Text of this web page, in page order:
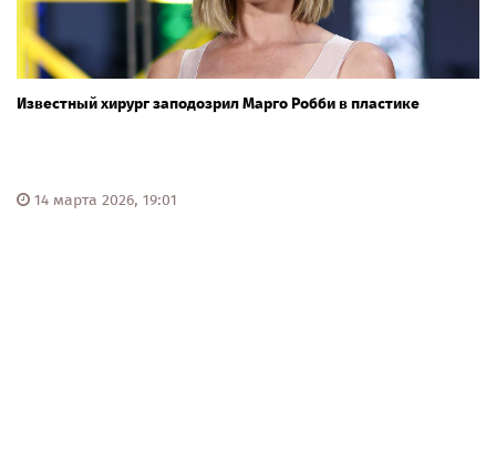
Известный хирург заподозрил Марго Робби в пластике
14 марта 2026, 19:01